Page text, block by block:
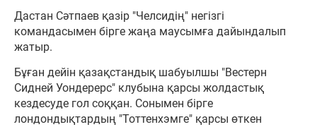
Дастан Сәтпаев қазір "Челсидің" негізгі
командасымен бірге жаңа маусымға дайындалып
жатыр.
Бұған дейін қазақстандық шабуылшы "Вестерн
Сидней Уондерерс" клубына қарсы жолдастық
кездесуде гол соққан. Сонымен бірге
лондондықтардың "Тоттенхэмге" қарсы өткен